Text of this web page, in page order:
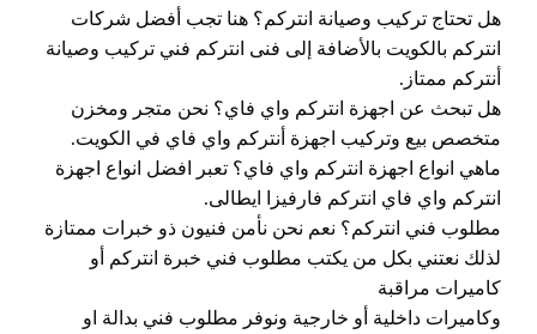
هل تحتاج تركيب وصيانة انتركم؟ هنا تجب أفضل شركات
انتركم بالكويت بالأضافة إلى فنى انتركم فني تركيب وصيانة
أنتركم ممتاز.
هل تبحث عن اجهزة انتركم واي فاي؟ نحن متجر ومخزن
متخصص بيع وتركيب اجهزة أنتركم واي فاي في الكويت.
ماهي انواع اجهزة انتركم واي فاي؟ تعبر افضل انواع اجهزة
انتركم واي فاي انتركم فارفيزا ايطالى.
مطلوب فني انتركم؟ نعم نحن نأمن فنيون ذو خبرات ممتازة
لذلك نعتني بكل من يكتب مطلوب فني خبرة انتركم أو
كاميرات مراقبة
وكاميرات داخلية أو خارجية ونوفر مطلوب فني بدالة او